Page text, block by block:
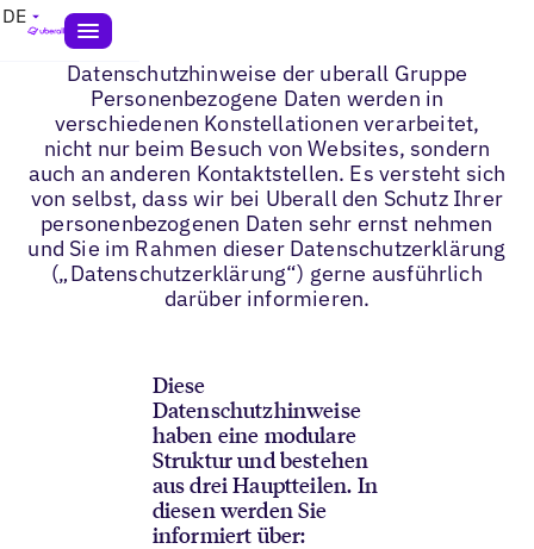
DE
Datenschutzhinweise der uberall Gruppe
Personenbezogene Daten werden in
verschiedenen Konstellationen verarbeitet,
nicht nur beim Besuch von Websites, sondern
auch an anderen Kontaktstellen. Es versteht sich
von selbst, dass wir bei Uberall den Schutz Ihrer
personenbezogenen Daten sehr ernst nehmen
und Sie im Rahmen dieser Datenschutzerklärung
(„Datenschutzerklärung“) gerne ausführlich
darüber informieren.
Diese
Datenschutzhinweise
haben eine modulare
Struktur und bestehen
aus drei Hauptteilen. In
diesen werden Sie
informiert über: